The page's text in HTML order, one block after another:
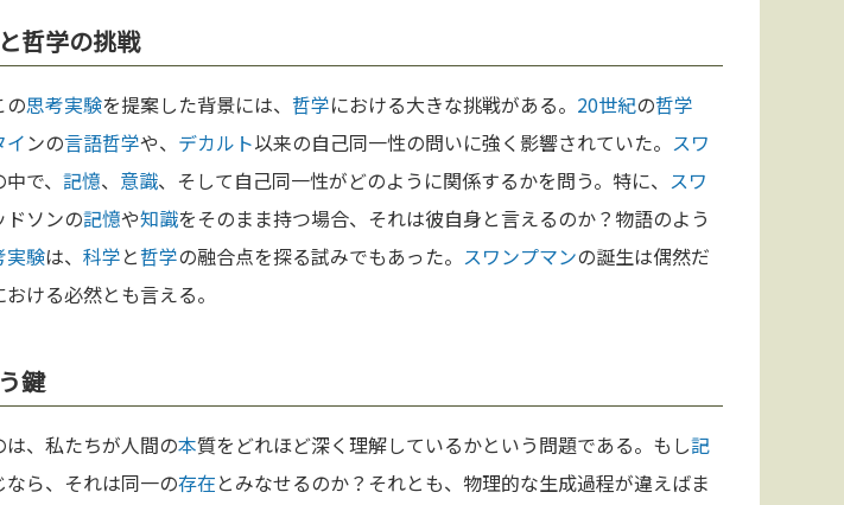
哲学の挑戦
の思考実験を提案した背景には、 哲学における大きな挑戦がある。 20世紀の哲学
インの言語哲学や、 デカルト以来の自己同一性の問いに強く影響されていた。 スワ
で、 記憶、 意識、そして自己同一性がどのように関係するかを問う。特に、 スワ
ドソンの記憶や知識をそのまま持つ場合、それは彼自身と言えるのか？物語のよう
実験は、 科学と哲学の融合点を探る試みでもあった。 スワンプマンの誕生は偶然だ
おける必然とも言える。
鍵
は、私たちが人間の本質をどれほど深く理解しているかという問題である。もし記
ら、それは同一の存在とみなせるのか？それとも、物理的な生成過程が違えばま